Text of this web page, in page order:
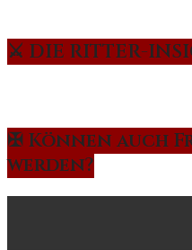
⚔️ DIE RITTER-
✠ Können auch
werden?